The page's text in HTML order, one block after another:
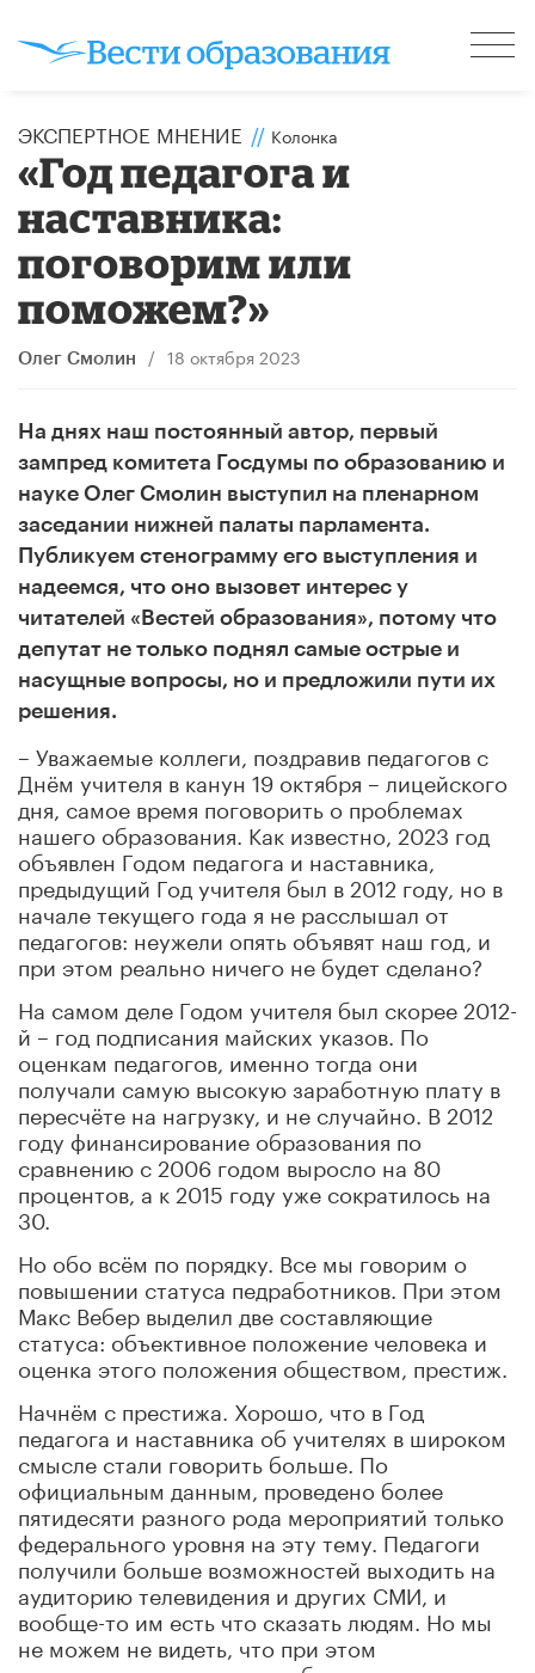
ЭКСПЕРТНОЕ МНЕНИЕ // Колонка
«Год педагога и
наставника:
поговорим или
поможем?»
Олег Смолин / 18 октября 2023
На днях наш постоянный автор, первый
зампред комитета Госдумы по образованию и
науке Олег Смолин выступил на пленарном
заседании нижней палаты парламента.
Публикуем стенограмму его выступления и
надеемся, что оно вызовет интерес у
читателей «Вестей образования», потому что
депутат не только поднял самые острые и
насущные вопросы, но и предложили пути их
решения.
– Уважаемые коллеги, поздравив педагогов с
Днём учителя в канун 19 октября – лицейского
дня, самое время поговорить о проблемах
нашего образования. Как известно, 2023 год
объявлен Годом педагога и наставника,
предыдущий Год учителя был в 2012 году, но в
начале текущего года я не расслышал от
педагогов: неужели опять объявят наш год, и
при этом реально ничего не будет сделано?
На самом деле Годом учителя был скорее 2012-
й – год подписания майских указов. По
оценкам педагогов, именно тогда они
получали самую высокую заработную плату в
пересчёте на нагрузку, и не случайно. В 2012
году финансирование образования по
сравнению с 2006 годом выросло на 80
процентов, а к 2015 году уже сократилось на
30.
Но обо всём по порядку. Все мы говорим о
повышении статуса педработников. При этом
Макс Вебер выделил две составляющие
статуса: объективное положение человека и
оценка этого положения обществом, престиж.
Начнём с престижа. Хорошо, что в Год
педагога и наставника об учителях в широком
смысле стали говорить больше. По
официальным данным, проведено более
пятидесяти разного рода мероприятий только
федеральногоуровня на эту тему. Педагоги
получили больше возможностей выходить на
аудиторию телевидения и других СМИ, и
вообще-то им есть что сказать людям. Но мы
не можем не видеть, что при этом